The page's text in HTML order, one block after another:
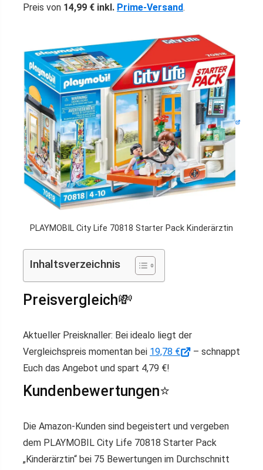
Preis von 14,99 € inkl. Prime-Versand.
PLAYMOBIL City Life 70818 Starter Pack Kinderärztin
Inhaltsverzeichnis
Preisvergleich💸
Aktueller Preisknaller: Bei idealo liegt der
Vergleichspreis momentan bei 19,78 €
– schnappt
Euch das Angebot und spart 4,79 €!
Kundenbewertungen⭐️
Die Amazon-Kunden sind begeistert und vergeben
dem PLAYMOBIL City Life 70818 Starter Pack
„Kinderärztin“ bei 75 Bewertungen im Durchschnitt